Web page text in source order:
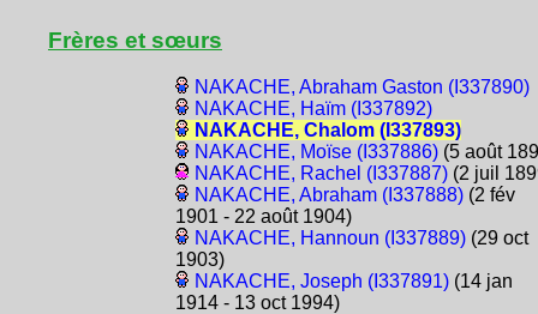
Frères et sœurs
NAKACHE, Abraham Gaston (I337890)
NAKACHE, Haïm (I337892)
NAKACHE, Chalom (I337893)
NAKACHE, Moïse (I337886)(5 août
NAKACHE, Rachel (I337887)(2 juil
NAKACHE, Abraham (I337888)(2 fév
1901 - 22 août 1904)
NAKACHE, Hannoun (I337889)(29 oct
1903)
NAKACHE, Joseph (I337891)(14 jan
1914 - 13 oct 1994)